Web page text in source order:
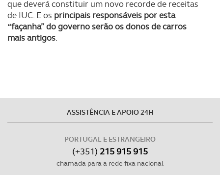
que deverá constituir um novo recorde de receitas
de IUC. E os principais responsáveis por esta
“façanha” do governo serão os donos de carros
mais antigos.
ASSISTÊNCIA E APOIO 24H
PORTUGAL E ESTRANGEIRO
(+351) 215 915 915
chamada para a rede fixa nacional